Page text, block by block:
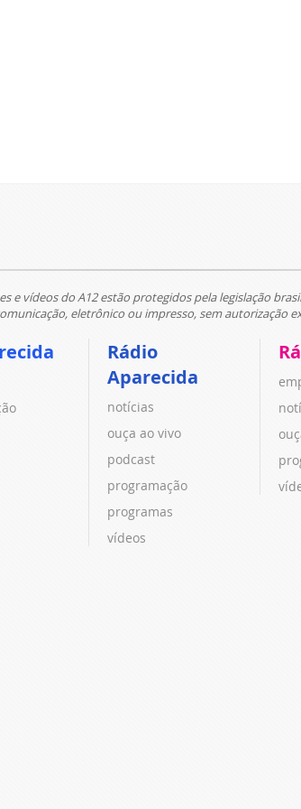
e vídeos do A12 estão protegidos pela legislação
eletrônico ou impresso, sem autorização
Rádio
Aparecida
notícias
ouça ao vivo
podcast
programação
programas
vídeos